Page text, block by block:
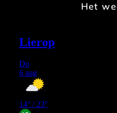
Het